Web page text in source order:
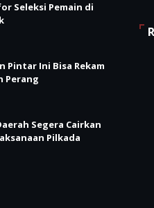
Seleksi Pemain di
Pintar Ini Bisa Rekam
Perang
Segera Cairkan
Pilkada